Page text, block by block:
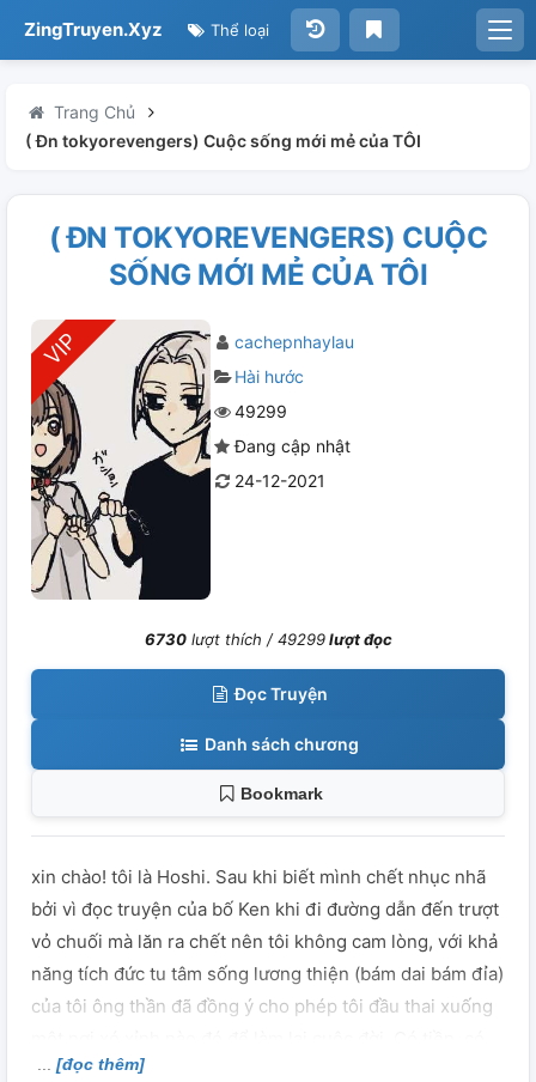
ZingTruyen.Xyz Thể loại
Trang Chủ
( Đn tokyorevengers) Cuộc sống mới mẻ của TÔI
( ĐN TOKYOREVENGERS) CUỘC
SỐNG MỚI MẺ CỦA TÔI
cachepnhaylau
Hài hước
49299
Đang cập nhật
24-12-2021
6730lượt thích /49299lượt đọc
Đọc Truyện
Danh sách chương
Bookmark
xin chào! tôi là Hoshi. Sau khi biết mình chết nhục nhã
bởi vì đọc truyện của bố Ken khi đi đường dẫn đến trượt
vỏ chuối mà lăn ra chết nên tôi không cam lòng, với khả
năng tích đức tu tâm sống lương thiện (bám dai bám đỉa)
của tôi ông thần đã đồng ý cho phép tôi đầu thai xuống
nhà, có địa vị nên tôi đã nghĩ rằng cuộc sống của tôi sẽ
[đọc thêm]